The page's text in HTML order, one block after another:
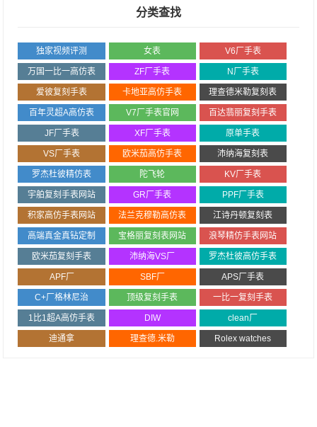
分类查找
独家视频评测 女表 V6厂手表
万国一比一高仿表 ZF厂手表 N厂手表
爱彼复刻手表 卡地亚高仿手表 理查德米勒复刻表
百年灵超A高仿表 V7厂手表官网 百达翡丽复刻手表
JF厂手表 XF厂手表 原单手表
VS厂手表 欧米茄高仿手表 沛纳海复刻表
罗杰杜彼精仿表 陀飞轮 KV厂手表
宇舶复刻手表网站 GR厂手表 PPF厂手表
积家高仿手表网站 法兰克穆勒高仿表 江诗丹顿复刻表
高端真金真钻定制 宝格丽复刻表网站 浪琴精仿手表网站
欧米茄复刻手表 沛纳海VS厂 罗杰杜彼高仿手表
APF厂 SBF厂 APS厂手表
C+厂格林尼治 顶级复刻手表 一比一复刻手表
1比1超A高仿手表 DIW clean厂
迪通拿 理查德.米勒 Rolex watches